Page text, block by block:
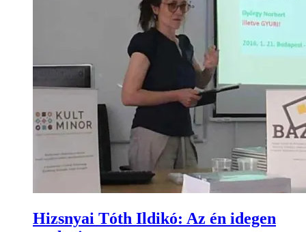
Hizsnyai Tóth Ildikó: Az én idegen